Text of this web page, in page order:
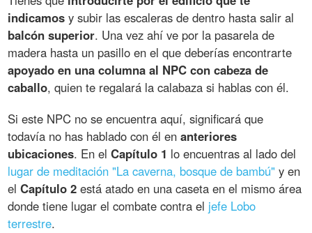
indicamos y subir las escaleras de dentro hasta salir al
balcón superior. Una vez ahí ve por la pasarela de
madera hasta un pasillo en el que deberías encontrarte
apoyado en una columna al NPC con cabeza de
caballo, quien te regalará la calabaza si hablas con él.
Si este NPC no se encuentra aquí, significará que
todavía no has hablado con él enanteriores
ubicaciones. En elCapítulo 1 lo encuentras al lado del
lugar de meditación "La caverna, bosque de bambú" y en
elCapítulo 2 está atado en una caseta en el mismo área
donde tiene lugar el combate contra el jefe Lobo
terrestre.